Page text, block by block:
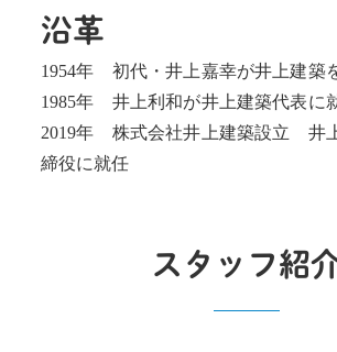
沿革
1954年 初代・井上嘉幸が井上建築
1985年 井上利和が井上建築代表に
2019年 株式会社井上建築設立 井
締役に就任
スタッフ紹